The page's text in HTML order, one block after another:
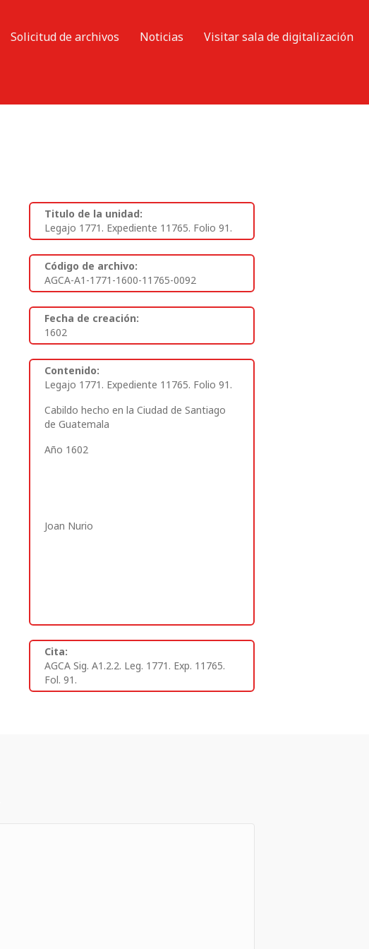
Solicitud de archivos Noticias
Visitar sala de digitalización
Titulo de la unidad:
Legajo 1771. Expediente 11765. Folio 91.
Código de archivo:
AGCA-A1-1771-1600-11765-0092
Fecha de creación:
1602
Contenido:
Legajo 1771. Expediente 11765. Folio 91.
Cabildo hecho en la Ciudad de Santiago
de Guatemala
Año 1602
Joan Nurio
Cita:
AGCA Sig. A1.2.2. Leg. 1771. Exp. 11765.
Fol. 91.